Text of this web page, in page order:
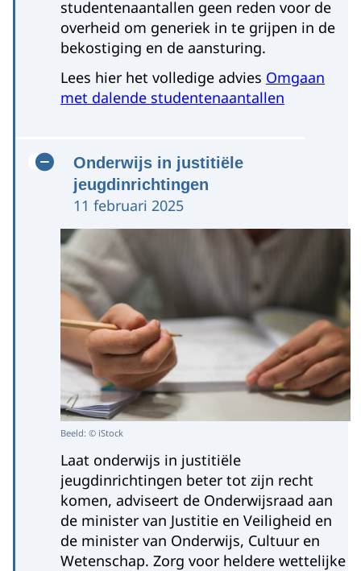
studentenaantallen geen reden voor de
overheid om generiek in te grijpen in de
bekostiging en de aansturing.
Lees hier het volledige advies Omgaan
met dalende studentenaantallen
Onderwijs in justitiële
jeugdinrichtingen
11 februari 2025
Beeld: © iStock
Laat onderwijs in justitiële
jeugdinrichtingen beter tot zijn recht
komen, adviseert de Onderwijsraad aan
de minister van Justitie en Veiligheid en
de minister van Onderwijs, Cultuur en
Wetenschap. Zorg voor heldere wettelijke